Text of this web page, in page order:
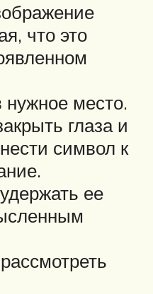
что это
место.
глаза и
символ к
ее